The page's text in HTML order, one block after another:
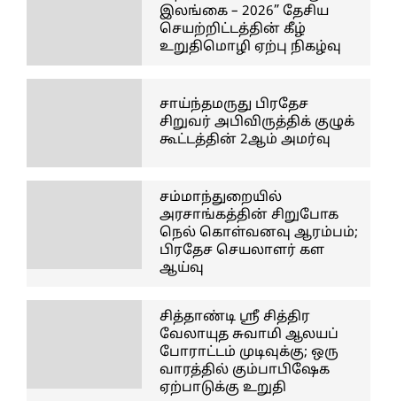
இலங்கை – 2026” தேசிய
செயற்றிட்டத்தின் கீழ்
உறுதிமொழி ஏற்பு நிகழ்வு
சாய்ந்தமருது பிரதேச
சிறுவர் அபிவிருத்திக் குழுக்
கூட்டத்தின் 2ஆம் அமர்வு
சம்மாந்துறையில்
அரசாங்கத்தின் சிறுபோக
நெல் கொள்வனவு ஆரம்பம்;
பிரதேச செயலாளர் கள
ஆய்வு
சித்தாண்டி ஸ்ரீ சித்திர
வேலாயுத சுவாமி ஆலயப்
போராட்டம் முடிவுக்கு; ஒரு
வாரத்தில் கும்பாபிஷேக
ஏற்பாடுக்கு உறுதி